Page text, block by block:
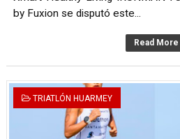
by Fuxion se disputó este...
Read More
TRIATLÓN HUARMEY